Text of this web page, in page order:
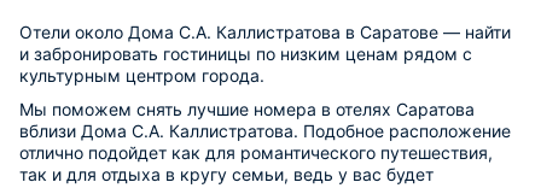
Отели около Дома С.А. Каллистратова в Саратове — найти
и забронировать гостиницы по низким ценам рядом с
культурным центром города.
Мы поможем снять лучшие номера в отелях Саратова
вблизи Дома С.А. Каллистратова. Подобное расположение
отлично подойдет как для романтического путешествия,
так и для отдыха в кругу семьи, ведь у вас будет